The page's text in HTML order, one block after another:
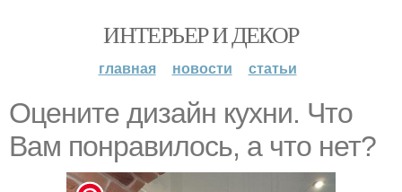
ИНТЕРЬЕР И ДЕКОР
главная новости статьи
Оцените дизайн кухни. Что
Вам понравилось, а что нет?